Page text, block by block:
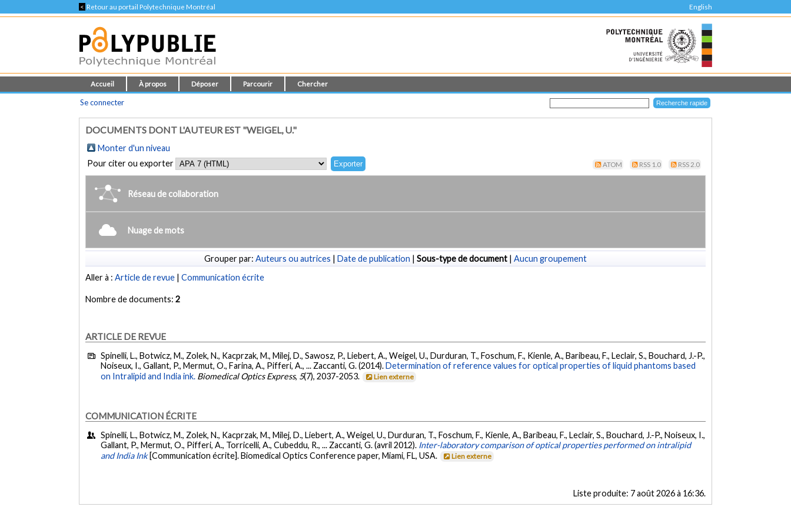
< Retour au portail Polytechnique Montréal English
Accueil À propos Déposer Parcourir Chercher
Se connecter
DOCUMENTS DONT L'AUTEUR EST "WEIGEL, U."
Monter d'un niveau
Pour citer ou exporter
ATOM RSS 1.0 RSS 2.0
Réseau de collaboration
Nuage de mots
Grouper par: Auteurs ou autrices | Date de publication | Sous-type de document | Aucun groupement
Aller à :Article de revue |Communication écrite
Nombre de documents:2
ARTICLE DE REVUE
Spinelli, L., Botwicz, M., Zolek, N., Kacprzak, M., Milej, D., Sawosz, P., Liebert, A., Weigel, U., Durduran, T., Foschum, F., Kienle, A., Baribeau, F., Leclair, S., Bouchard, J.-P.,
Noiseux, I., Gallant, P., Mermut, O., Farina, A., Pifferi, A., ... Zaccanti, G. (2014).Determination of reference values for optical properties of liquid phantoms based
on Intralipid and India ink. Biomedical Optics Express, 5(7), 2037-2053. Lien externe
COMMUNICATION ÉCRITE
Spinelli, L., Botwicz, M., Zolek, N., Kacprzak, M., Milej, D., Liebert, A., Weigel, U., Durduran, T., Foschum, F., Kienle, A., Baribeau, F., Leclair, S., Bouchard, J.-P., Noiseux, I.,
Gallant, P., Mermut, O., Pifferi, A., Torricelli, A., Cubeddu, R., ... Zaccanti, G. (avril 2012). Inter-laboratory comparison of optical properties performed on intralipid
and India Ink [Communication écrite]. Biomedical Optics Conference paper, Miami, FL, USA. Lien externe
Liste produite: 7 août 2026 à 16:36.